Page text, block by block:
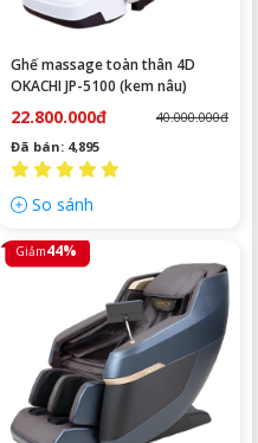
Ghế massage toàn thân 4D
OKACHI JP-5100 (kem nâu)
22.800.000đ
40.000.000đ
Đã bán: 4,895
So sánh
Giảm44%